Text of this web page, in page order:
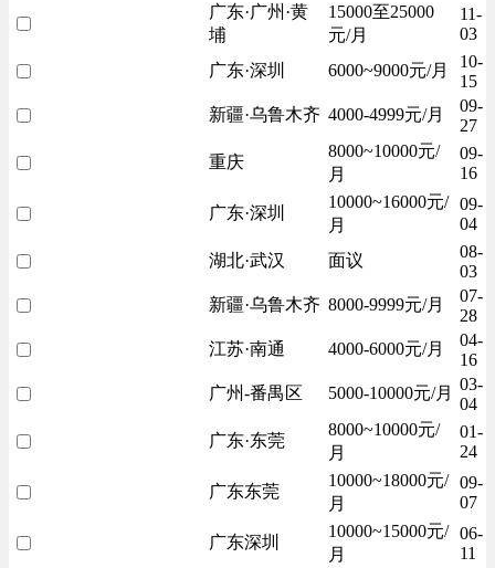
广东·广州·黄
埔
15000至25000
元/月
11-
03
广东·深圳
6000~9000元/月
10-
15
新疆·乌鲁木齐 4000-4999元/月
09-
27
重庆
8000~10000元/
月
09-
16
广东·深圳
10000~16000元/
月
09-
04
湖北·武汉
面议
08-
03
新疆·乌鲁木齐 8000-9999元/月
07-
28
江苏·南通
4000-6000元/月
04-
16
广州-番禺区
5000-10000元/月 03-
04
广东·东莞
8000~10000元/
月
01-
24
广东东莞
10000~18000元/
月
09-
07
广东深圳
10000~15000元/
月
06-
11